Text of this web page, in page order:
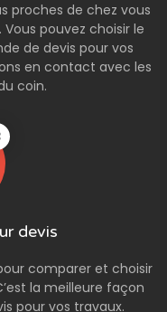
proches de chez vous
pouvez choisir le
de devis pour vos
en contact avec les
coin.
devis
comparer et choisir
la meilleure façon
pour vos travaux.